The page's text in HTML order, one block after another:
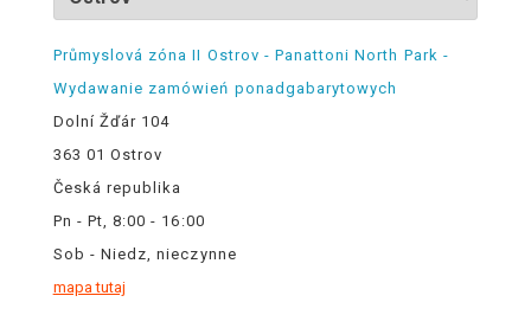
Průmyslová zóna II Ostrov - Panattoni North Park -
Wydawanie zamówień ponadgabarytowych
Dolní Žďár 104
363 01 Ostrov
Česká republika
Pn - Pt, 8:00 - 16:00
Sob - Niedz, nieczynne
mapa tutaj